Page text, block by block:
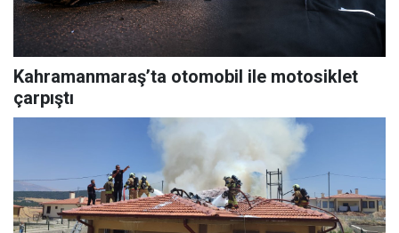
Kahramanmaraş’ta otomobil ile motosiklet
çarpıştı